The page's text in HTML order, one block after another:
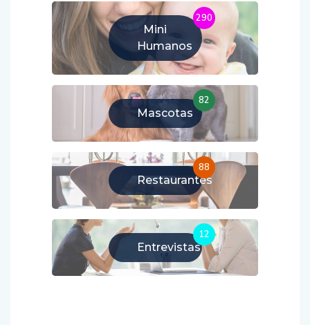
Mini
Humanos
290
Mascotas
82
Restaurantes
88
Entrevistas
12